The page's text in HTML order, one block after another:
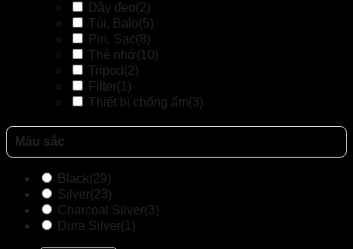
Dây đeo(2)
Túi, Balo(5)
Pin, Sạc(8)
Thẻ nhớ(10)
Tripod (2)
Filter(1)
Thiết bị chống ấm(3)
Màu sắc
Black(29)
Silver(23)
Charcoal Silver(3)
Dura Silver(1)